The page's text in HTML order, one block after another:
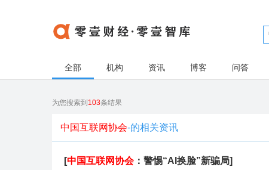
全部 机构 资讯 博客 问答
为您搜索到 103条结果
中国互联网协会-的相关资讯
[中国互联网协会：警惕“AI换脸”新骗局]